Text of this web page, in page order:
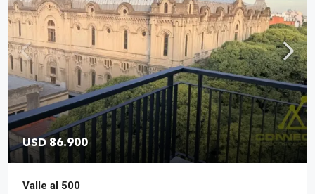
USD 86.900
Valle al 500